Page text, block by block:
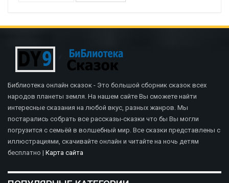
Библиотека онлайн сказок - Это большой сборник сказок всех
народов планеты земля. На нашем сайте Вы сможете найти
интересные сказания на любой вкус, разных жанров. Мы
постарались собрать все рассказы-сказки что бы Вы могли
погрузится с семьёй в волшебный мир. Все сказки представлены с
иллюстрациями, скачивайте онлайн и читайте на ночь детям
бесплатно | Карта сайта